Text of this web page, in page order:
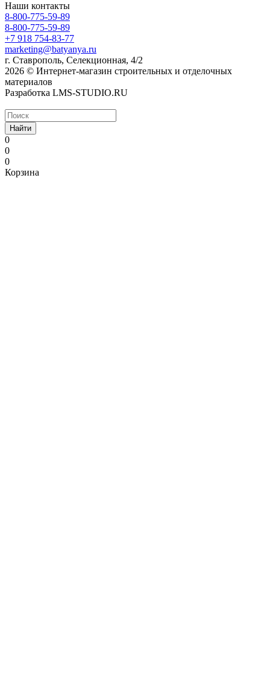
Наши контакты
8-800-775-59-89
8-800-775-59-89
+7 918 754-83-77
marketing@batyanya.ru
г. Ставрополь, Селекционная, 4/2
2026 © Интернет-магазин строительных и отделочных
материалов
Разработка LMS-STUDIO.RU
Найти
0
0
0
Корзина